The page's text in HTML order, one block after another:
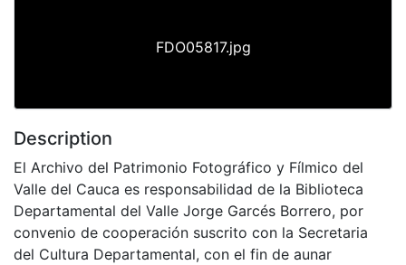
FDO05817.jpg
Description
El Archivo del Patrimonio Fotográfico y Fílmico del
Valle del Cauca es responsabilidad de la Biblioteca
Departamental del Valle Jorge Garcés Borrero, por
convenio de cooperación suscrito con la Secretaria
del Cultura Departamental, con el fin de aunar